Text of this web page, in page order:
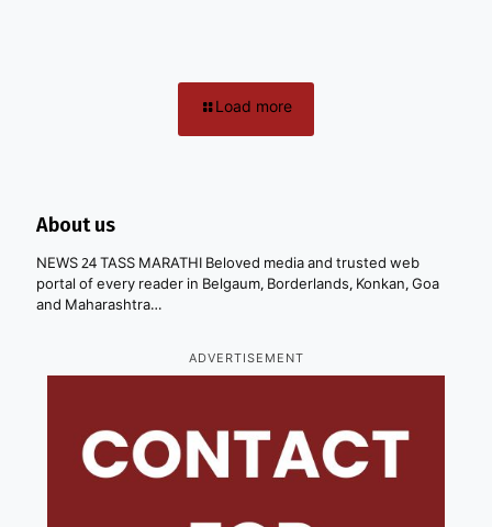
Load more
About us
NEWS 24 TASS MARATHI Beloved media and trusted web
portal of every reader in Belgaum, Borderlands, Konkan, Goa
and Maharashtra…
ADVERTISEMENT